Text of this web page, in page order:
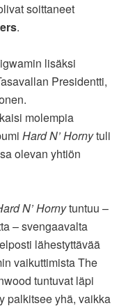
soittaneet
.
lisäksi
Presidentti,
molempia
Hard N’ Hornytuli
olevan yhtiön
N’ Hornytuntuu –
– svengaavalta
lähestyttävää
vaikuttimista The
tuntuvat läpi
palkitsee yhä, vaikka